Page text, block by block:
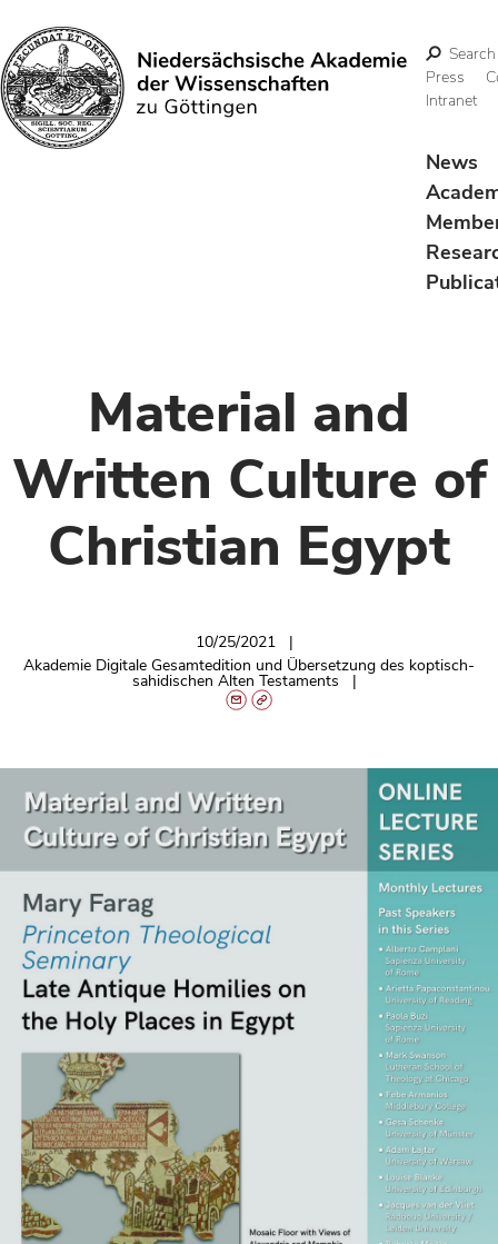
Search
Search
Press
Intranet
News
Material and
Written Culture of
Christian Egypt
10/25/2021
Akademie Digitale Gesamtedition und Übersetzung des koptisch-
sahidischen Alten Testaments